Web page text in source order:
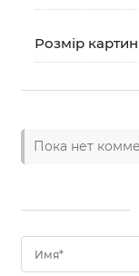
Розмір
Пока нет
Имя*